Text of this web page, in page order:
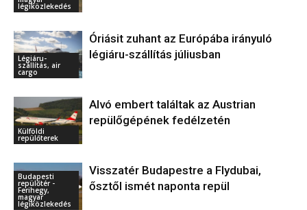
légiközlekedés
Légiáru-
szállítás, air
cargo
Óriásit zuhant az Európába irányuló
légiáru-szállítás júliusban
Külföldi
repülőterek
Alvó embert találtak az Austrian
repülőgépének fedélzetén
Budapesti
repülőtér -
Ferihegy,
magyar
légiközlekedés
Visszatér Budapestre a Flydubai,
ősztől ismét naponta repül